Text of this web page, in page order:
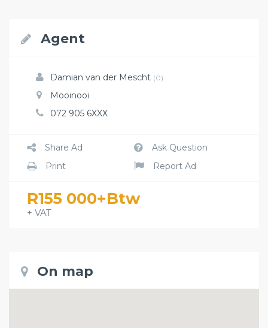
Agent
Damian van der Mescht (0)
Mooinooi
072 905 6XXX
Share Ad
Ask Question
Print
Report Ad
R155 000+Btw
+ VAT
On map